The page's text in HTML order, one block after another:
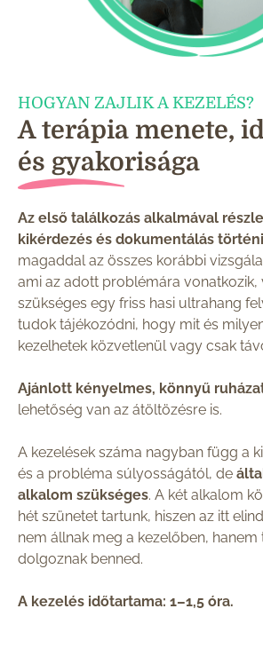
HOGYAN ZAJLIK A KEZELÉS?
A terápia menete,
és gyakorisága
Az első találkozás alkalmával
kikérdezés és dokumentálás
magaddal az összes korábbi
ami az adott problémára vonatkozik,
szükséges egy friss hasi ultrahang
tudok tájékozódni, hogy mit és
kezelhetek közvetlenül vagy csak
Ajánlott kényelmes, könnyű
lehetőség van az átöltözésre is.
A kezelések száma nagyban függ a
és a probléma súlyosságától, de
alkalom szükséges. A két alkalom
hét szünetet tartunk, hiszen az itt
nem állnak meg a kezelőben,
dolgoznak benned.
A kezelés időtartama: 1–1,5 óra.